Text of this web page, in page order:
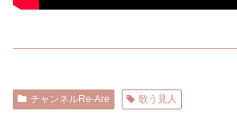
チャンネルRe-Are 歌う見人